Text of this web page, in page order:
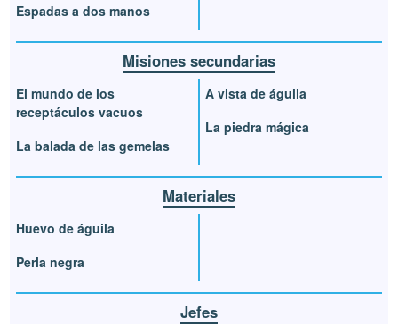
Espadas a dos manos
Misiones secundarias
El mundo de los
receptáculos vacuos
La balada de las gemelas
A vista de águila
La piedra mágica
Materiales
Huevo de águila
Perla negra
Jefes